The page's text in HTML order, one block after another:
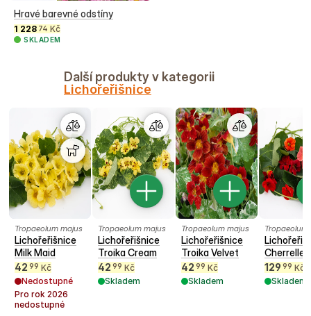
Hravé barevné odstíny
1 228 74 Kč
SKLADEM
Další produkty v kategorii
Lichořeřišnice
Tropaeolum majus
Lichořeřišnice
Milk Maid
42 99 Kč
Nedostupné
Pro rok 2026
nedostupné
Tropaeolum majus
Lichořeřišnice
Troika Cream
42 99 Kč
Skladem
Tropaeolum majus
Lichořeřišnice
Troika Velvet
42 99 Kč
Skladem
Tropaeolum
Cherrelle
129 99 Kč
Skladem